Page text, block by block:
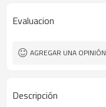
Evaluacion
AGREGAR UNA OPINIÓN
Descripción